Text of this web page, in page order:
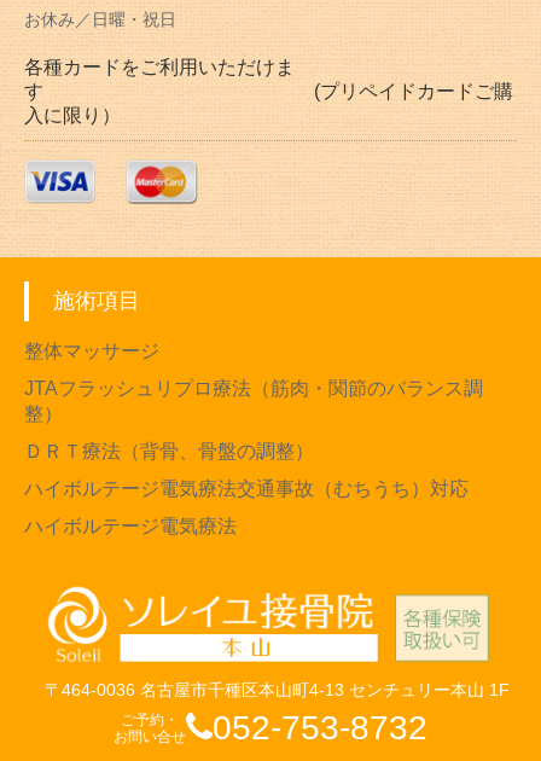
お休み／日曜・祝日
各種カードをご利用いただけま
す (プリペイドカードご購
入に限り）
施術項目
整体マッサージ
JTAフラッシュリプロ療法（筋肉・関節のバランス調
整）
ＤＲＴ療法（背骨、骨盤の調整）
ハイボルテージ電気療法交通事故（むちうち）対応
ハイボルテージ電気療法
〒464-0036 名古屋市千種区本山町4-13 センチュリー本山 1F
ご予約・
お問い合せ
052-753-8732